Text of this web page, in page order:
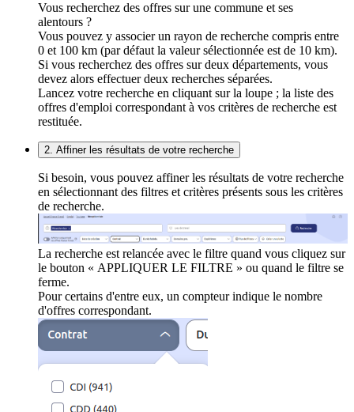
Vous recherchez des offres sur une commune et ses
alentours ?
Vous pouvez y associer un rayon de recherche compris entre
0 et 100 km (par défaut la valeur sélectionnée est de 10 km).
Si vous recherchez des offres sur deux départements, vous
devez alors effectuer deux recherches séparées.
Lancez votre recherche en cliquant sur la loupe ; la liste des
offres d'emploi correspondant à vos critères de recherche est
restituée.
2. Affiner les résultats de votre recherche
Si besoin, vous pouvez affiner les résultats de votre recherche
en sélectionnant des filtres et critères présents sous les critères
de recherche.
La recherche est relancée avec le filtre quand vous cliquez sur
le bouton « APPLIQUER LE FILTRE » ou quand le filtre se
ferme.
Pour certains d'entre eux, un compteur indique le nombre
d'offres correspondant.